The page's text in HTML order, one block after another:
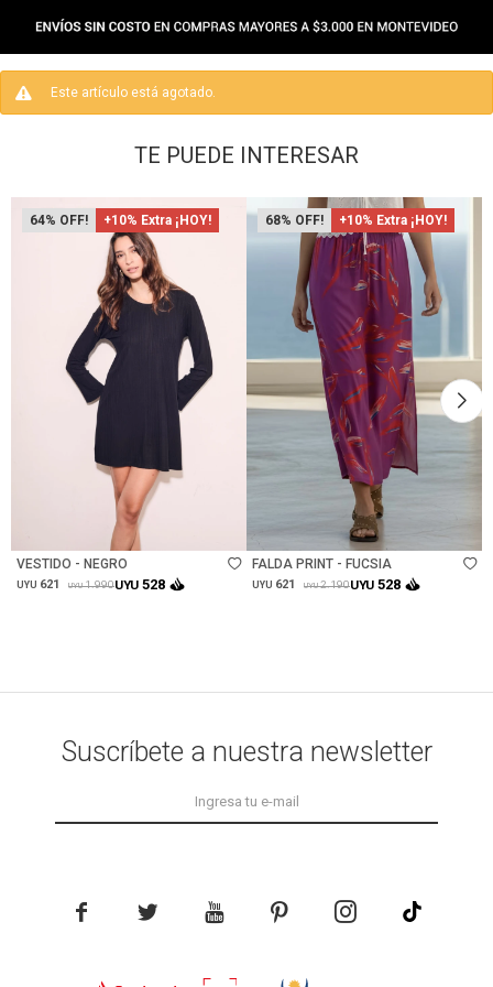
Este artículo está agotado.
TE PUEDE INTERESAR
64 +10% Extra ¡HOY!
VESTIDO - NEGRO
UYU 621 UYU 1.990UYU 528
68 +10% Extra ¡HOY!
FALDA PRINT - FUCSIA
UYU 621 UYU 2.190UYU 528
Suscríbete a nuestra newsletter
    